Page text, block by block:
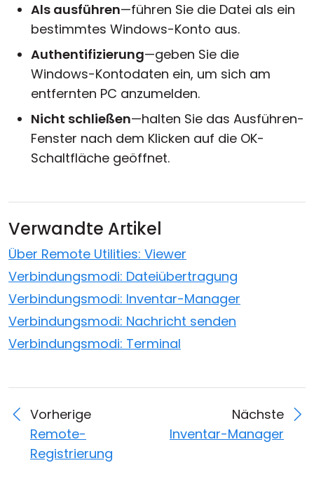
Als ausführen—führen Sie die Datei als ein
bestimmtes Windows-Konto aus.
Authentifizierung—geben Sie die
Windows-Kontodaten ein, um sich am
entfernten PC anzumelden.
Nicht schließen—halten Sie das Ausführen-
Fenster nach dem Klicken auf die OK-
Schaltfläche geöffnet.
Verwandte Artikel
Über Remote Utilities: Viewer
Verbindungsmodi: Dateiübertragung
Verbindungsmodi: Inventar-Manager
Verbindungsmodi: Nachricht senden
Verbindungsmodi: Terminal
Vorherige
Remote-
Registrierung
Nächste
Inventar-Manager